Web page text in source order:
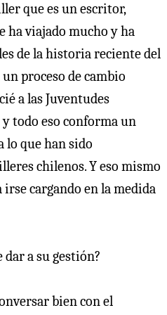
que es un escritor,
ha viajado mucho y ha
de la historia reciente del
proceso de cambio
a las Juventudes
todo eso conforma un
lo que han sido
chilenos. Y eso mismo
cargando en la medida
dar a su gestión?
bien con el